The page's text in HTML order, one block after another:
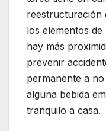
reestructuración
los elementos
hay más
prevenir
permanente a
alguna bebida
tranquilo a casa.